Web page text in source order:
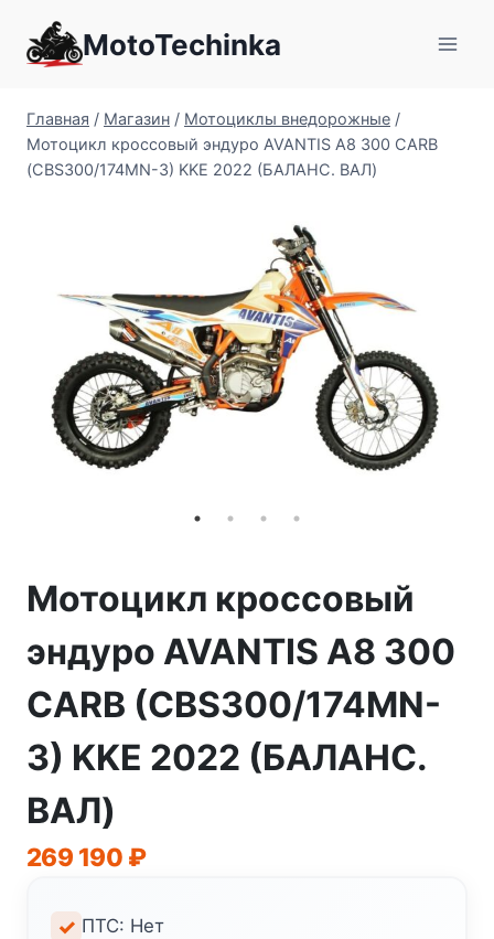
содержимому
MotoTechinka
Главная / Магазин / Мотоциклы внедорожные /
Мотоцикл кроссовый эндуро AVANTIS A8 300 CARB
(CBS300/174MN-3) KKE 2022 (БАЛАНС. ВАЛ)
Мотоцикл кроссовый
эндуро AVANTIS A8 300
CARB (CBS300/174MN-
3) KKE 2022 (БАЛАНС.
ВАЛ)
269 190 ₽
ПТС: Нет